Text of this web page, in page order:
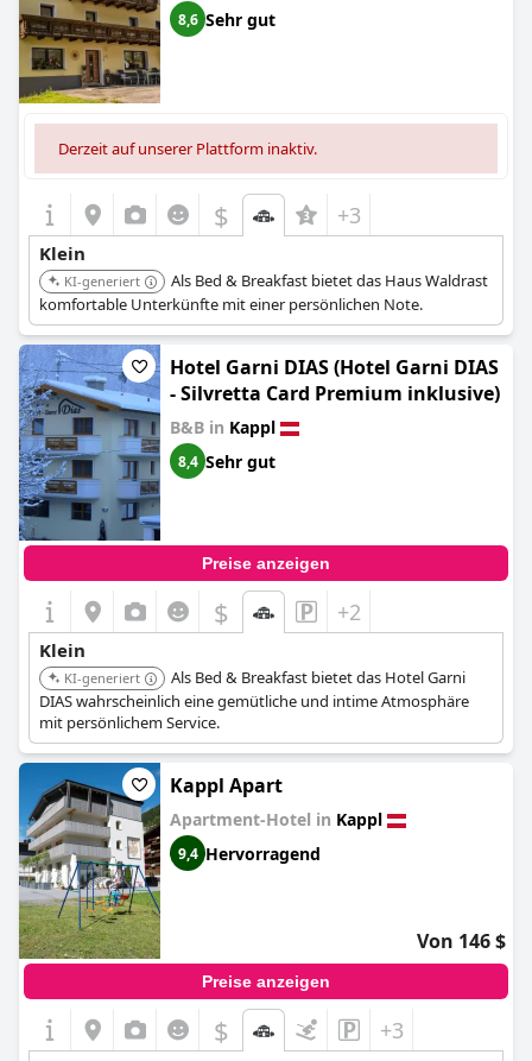
8,6 Sehr gut
Derzeit auf unserer Plattform inaktiv.
$ +3
Klein
KI-generiert
Als Bed & Breakfast bietet das Haus Waldrast
komfortable Unterkünfte mit einer persönlichen Note.
Hotel Garni DIAS (Hotel Garni DIAS
- Silvretta Card Premium inklusive)
B&B in Kappl
8,4 Sehr gut
Preise anzeigen
$ +2
Klein
KI-generiert
Als Bed & Breakfast bietet das Hotel Garni
DIAS wahrscheinlich eine gemütliche und intime Atmosphäre
mit persönlichem Service.
Kappl Apart
Apartment-Hotel in Kappl
9,4 Hervorragend
Von 146 $
Preise anzeigen
$ +3